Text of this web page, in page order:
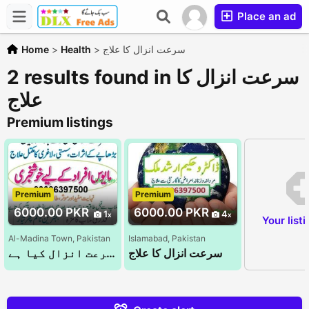
Place an ad
Home > Health > سرعت انزال کا علاج
2 results found in سرعت انزال کا
علاج
Premium listings
6000.00 PKR 1
Premium
Al-Madina Town, Pakistan
سرعت انزال کا علاج سرعت انزال سرعت انزال کیا ہے
6000.00 PKR 4
Premium
Islamabad, Pakistan
سرعت انزال کا علاج
Your